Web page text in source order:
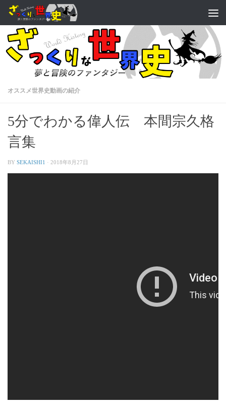
オススメ世界史動画の紹介
5分でわかる偉人伝 本間宗久格
言集
BY SEKAISHI1 · 2018年8月27日